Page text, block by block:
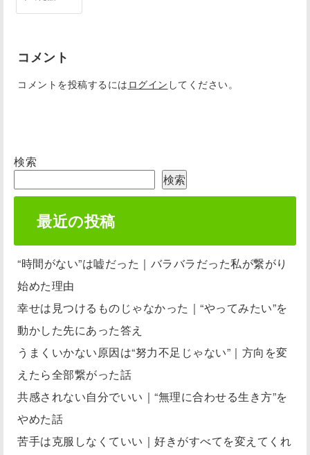
コメント
コメントを投稿するには ログイン してください。
検索
検索
最近の投稿
“時間がない”は嘘だった｜バラバラだった私が繋がり
始めた理由
幸せは見つけるものじゃなかった｜“やってみたい”を
動かした先にあった答え
うまくいかない原因は“努力不足じゃない”｜方向を変
えたら全部繋がった話
共感されない自分でいい｜“無理に合わせる生き方”を
やめた話
苦手は克服しなくていい｜好きがすべてを変えてくれ